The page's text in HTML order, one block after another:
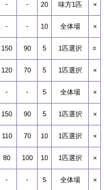
- - 20 味方1匹 ×
- - 10 全体場 ×
150 90 5 1匹選択 ○
120 70 5 1匹選択 ×
- - 5 全体場 ×
150 90 5 1匹選択 ×
110 70 10 1匹選択 ×
80 100 10 1匹選択 ×
- - 5 全体場 ×